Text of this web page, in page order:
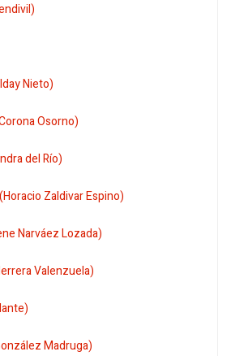
Nieto)
Osorno)
del Río)
Zaldivar Espino)
Narváez Lozada)
Valenzuela)
Madruga)